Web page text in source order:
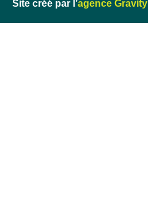
Site créé par l’agence Gravity